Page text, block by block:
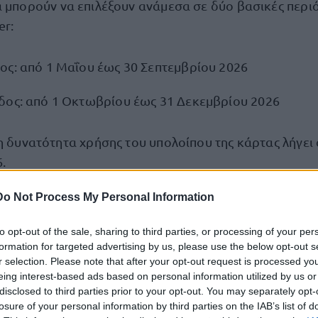
Not Process My Personal Information
opt-out of the sale, sharing to third parties, or processing of your
for targeted advertising by us, please use the below opt-out
selection. Please note that after your opt-out request is processed
interest-based ads based on personal information utilized by us
to third parties prior to your opt-out. You may separately
of your personal information by third parties on the IAB’s list of
μπορούν να επιλέξουν ανάμεσα σε δύο βασικές
από 1 Μαΐου έως 30 Σεπτεμβρίου 2026
από 1 Οκτωβρίου έως 31 Δεκεμβρίου 2026
δυνατότητα χρήσης του υπολοίπου της κάρτας λήγει
να επιλέξει το κατάλυμα που επιθυμεί, καθώς δεν
συμβεβλημένων επιχειρήσεων.
γεωγραφικούς περιορισμούς